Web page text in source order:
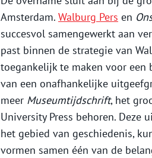
Amsterdam. Walburg Pers en
succesvol samengewerkt aan
past binnen de strategie van
toegankelijk te maken voor een
van een onafhankelijke
meer Museumtijdschrift, het
University Press behoren.
het gebied van geschiedenis,
vormen samen één van de